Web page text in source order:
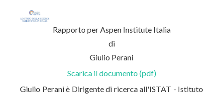
Rapporto per Aspen Institute Italia
di
Giulio Perani
Scarica il documento (pdf)
Giulio Perani è Dirigente di ricerca all'ISTAT - Istituto